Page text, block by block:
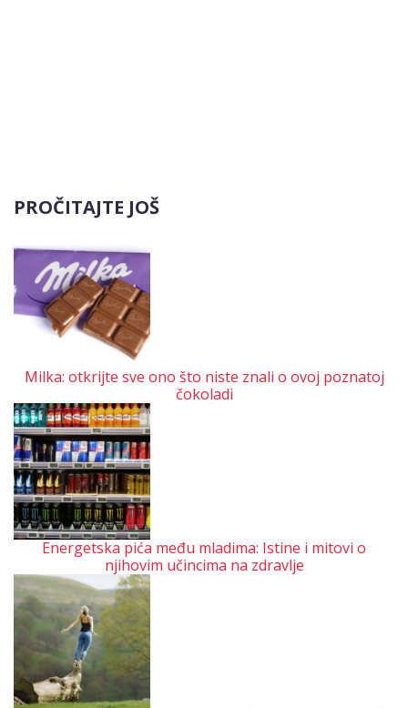
PROČITAJTE JOŠ
Milka: otkrijte sve ono što niste znali o ovoj poznatoj
čokoladi
Energetska pića među mladima: Istine i mitovi o
njihovim učincima na zdravlje